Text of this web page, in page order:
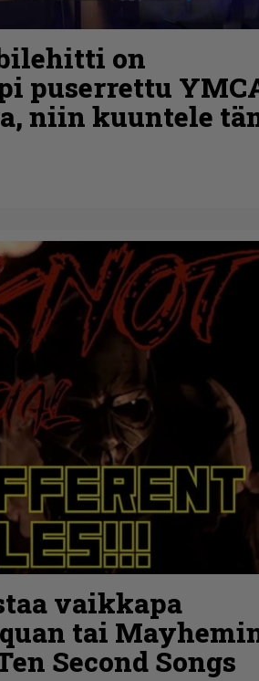
on
puserrettu
niin kuuntele
vaikkapa
tai
Second Songs